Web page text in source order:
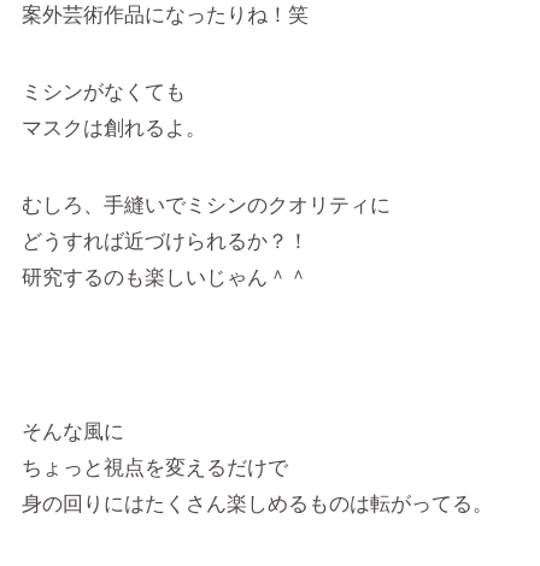
案外芸術作品になったりね！笑
ミシンがなくても
マスクは創れるよ。
むしろ、手縫いでミシンのクオリティに
どうすれば近づけられるか？！
研究するのも楽しいじゃん＾＾
そんな風に
ちょっと視点を変えるだけで
身の回りにはたくさん楽しめるものは転がってる。